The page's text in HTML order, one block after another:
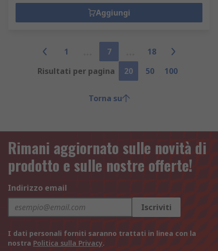
Aggiungi
1 7
18
Risultati per pagina
20 50 100
Torna su
Rimani aggiornato sulle novità di
prodotto e sulle nostre offerte!
Indirizzo email
Iscriviti
I dati personali forniti saranno trattati in linea con la
nostra Politica sulla Privacy.